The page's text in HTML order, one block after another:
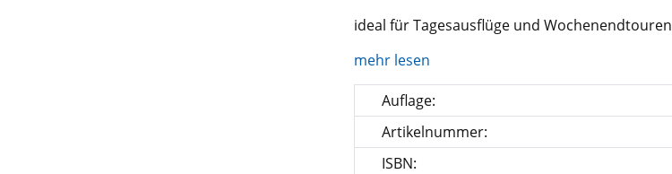
ideal für Tagesausflüge und Wochenendtouren
mehr lesen
Auflage:
Artikelnummer:
ISBN: